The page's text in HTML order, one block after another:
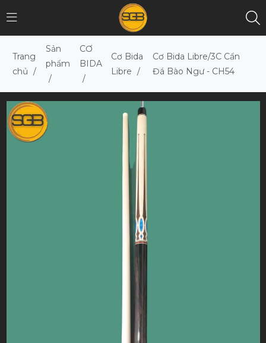
Trang
chủ /
Sản
phẩm
/
CƠ
BIDA
/
Cơ Bida
Libre /
Cơ Bida Libre/3C Cẩn
Đá Bào Ngư - CH54